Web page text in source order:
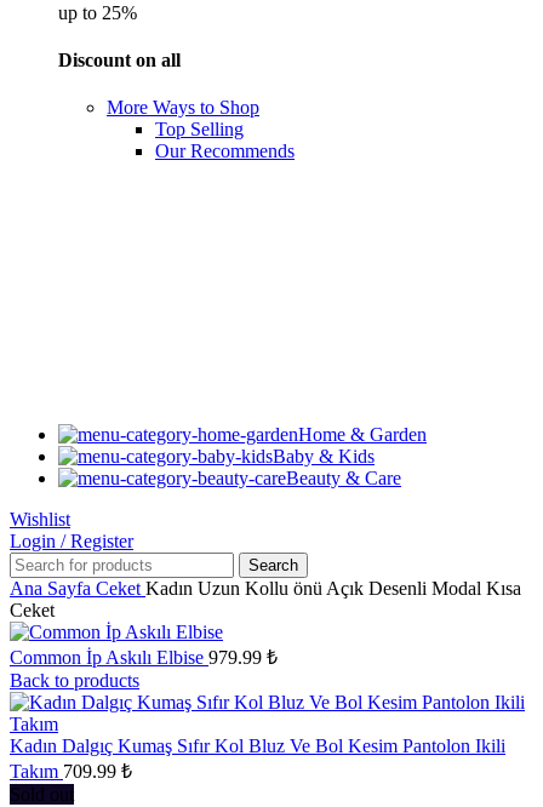
up to 25%
Discount on all
More Ways to Shop
Top Selling
Our Recommends
Home & Garden
Baby & Kids
Beauty & Care
Wishlist
Login / Register
Search
Ana Sayfa Ceket Kadın Uzun Kollu önü Açık Desenli Modal Kısa
Ceket
Common İp Askılı Elbise 979.99 ₺
Back to products
Kadın Dalgıç Kumaş Sıfır Kol Bluz Ve Bol Kesim Pantolon Ikili
Takım 709.99 ₺
Sold out